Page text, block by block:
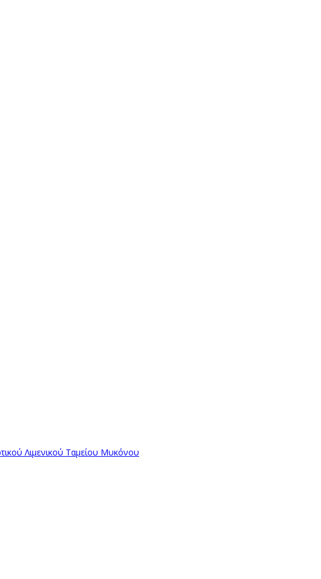
Λιμενικού Ταμείου Μυκόνου